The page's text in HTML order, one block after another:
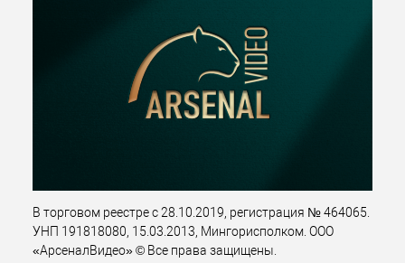
В торговом реестре с 28.10.2019, регистрация № 464065.
УНП 191818080, 15.03.2013, Мингорисполком. ООО
«АрсеналВидео» © Все права защищены.